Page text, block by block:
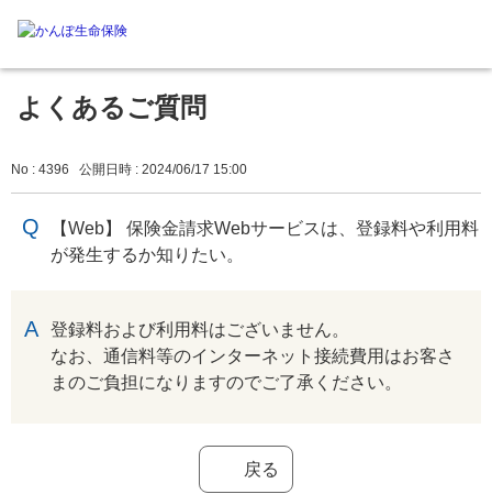
よくあるご質問
No : 4396 公開日時 : 2024/06/17 15:00
【Web】 保険金請求Webサービスは、登録料や利用料
が発生するか知りたい。
登録料および利用料はございません。
なお、通信料等のインターネット接続費用はお客さ
まのご負担になりますのでご了承ください。
戻る